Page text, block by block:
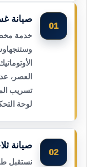
01
صيانة
خدمة
العصر،
تسريب
لوحة
02
صيانة
نستقبل